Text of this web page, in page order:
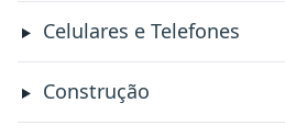
Celulares e Telefones
Construção